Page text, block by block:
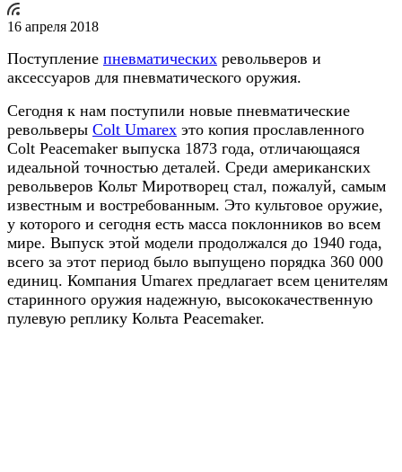
16 апреля 2018
Поступление пневматических револьверов и
аксессуаров для пневматического оружия.
Сегодня к нам поступили новые пневматические
револьверы Colt Umarex это копия прославленного
Colt Peacemaker выпуска 1873 года, отличающаяся
идеальной точностью деталей. Среди американских
револьверов Кольт Миротворец стал, пожалуй, самым
известным и востребованным. Это культовое оружие,
у которого и сегодня есть масса поклонников во всем
мире. Выпуск этой модели продолжался до 1940 года,
всего за этот период было выпущено порядка 360 000
единиц. Компания Umarex предлагает всем ценителям
старинного оружия надежную, высококачественную
пулевую реплику Кольта Peacemaker.